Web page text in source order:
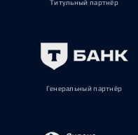
Титульный партнёр
Генеральный партнёр